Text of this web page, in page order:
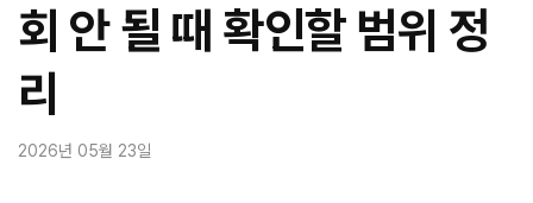
회 안 될 때 확인할 범위 정
리
2026년 05월 23일